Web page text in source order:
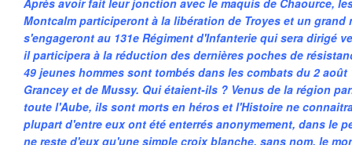
Après avoir fait leur jonction avec le maquis de Chaource,
Montcalm participeront à la libération de Troyes et un grand
s'engageront au 131e Régiment d'Infanterie qui sera dirigé
il participera à la réduction des dernières poches de
49 jeunes hommes sont tombés dans les combats du 2 août
Grancey et de Mussy. Qui étaient-ils ? Venus de la région
toute l'Aube, ils sont morts en héros et l'Histoire ne
plupart d'entre eux ont été enterrés anonymement, dans le
ne reste d'eux qu'une simple croix blanche, sans nom, le